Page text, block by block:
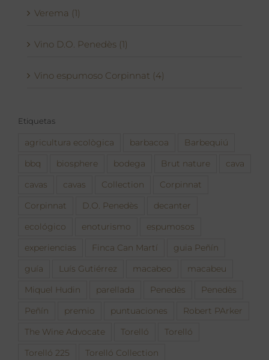
Verema (1)
Vino D.O. Penedès (1)
Vino espumoso Corpinnat (4)
Etiquetas
agricultura ecològica barbacoa Barbequiú
bbq biosphere bodega Brut nature cava
cavas cavas Collection Corpinnat
Corpinnat D.O. Penedès decanter
ecológico enoturismo espumosos
experiencias Finca Can Martí guia Peñín
guía Luís Gutiérrez macabeo macabeu
Miquel Hudin parellada Penedès Penedès
Peñín premio puntuaciones Robert PArker
The Wine Advocate Torelló Torelló
Torelló 225 Torelló Collection